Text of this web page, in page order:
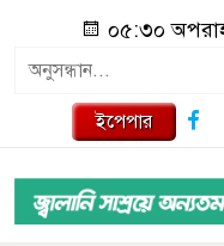
০৫:৩০
ইপেপার